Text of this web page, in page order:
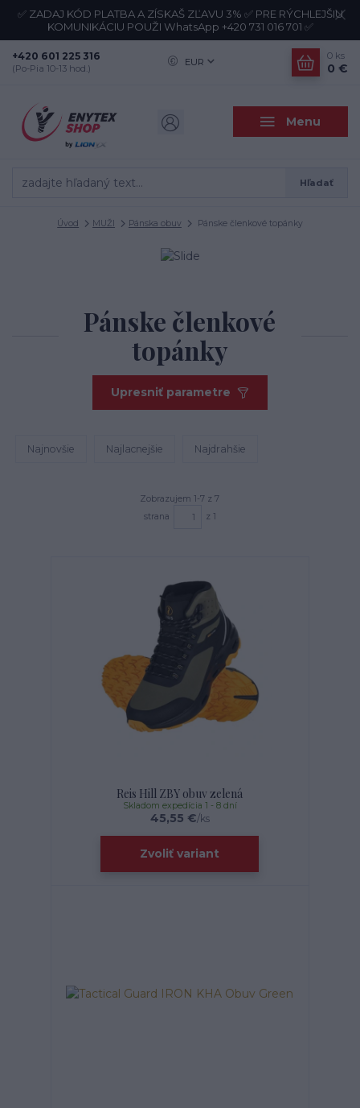
✅ ZADAJ KÓD PLATBA A ZÍSKAŠ ZĽAVU 3% ✅ PRE RÝCHLEJŠIU
KOMUNIKÁCIU POUŽI WhatsApp +420 731 016 701 ✅
Menu
EUR
Hľadať
+420 601 225 316
(Po-Pia 10-13 hod.)
0 ks
0 €
Úvod MUŽI Pánska obuv Pánske členkové topánky
Pánske členkové
topánky
Upresniť parametre
Najnovšie Najlacnejšie Najdrahšie
Zobrazujem 1-7 z 7
strana
z 1
Reis Hill ZBY obuv zelená
45,55 €/ks
Skladom expedícia 1 - 8 dní
Zvoliť variant